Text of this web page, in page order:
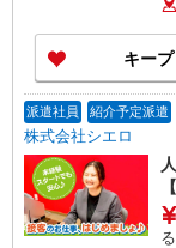
10
○
キープ
派遣社員 紹介予定派遣
株式会社シエロ